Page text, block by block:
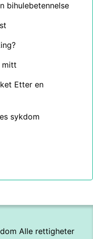
bihulebetennelse
mitt
Etter en
sykdom
Alle rettigheter